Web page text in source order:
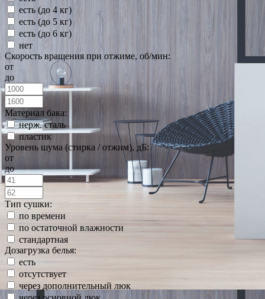
есть (до 4 кг)
есть (до 5 кг)
есть (до 6 кг)
нет
Скорость вращения при отжиме, об/мин:
от
до
Материал бака:
нерж. сталь
пластик
Уровень шума (стирка / отжим), дБ:
от
до
Тип сушки:
по времени
по остаточной влажности
стандартная
Дозагрузка белья:
есть
отсутствует
через дополнительный люк